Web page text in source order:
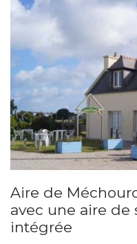
Aire de
avec une aire
intégrée